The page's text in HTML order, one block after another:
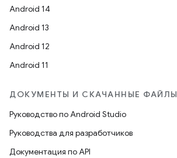
Android 14
Android 13
Android 12
Android 11
ДОКУМЕНТЫ И СКАЧАННЫЕ ФАЙЛЫ
Руководство по Android Studio
Руководства для разработчиков
Документация по API